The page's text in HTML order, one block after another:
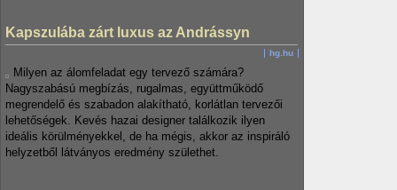
Kapszulába zárt luxus az Andrássyn
hg.hu
Milyen az álomfeladat egy tervező számára?
Nagyszabású megbízás, rugalmas, együttműködő
megrendelő és szabadon alakítható, korlátlan tervezői
lehetőségek. Kevés hazai designer találkozik ilyen
ideális körülményekkel, de ha mégis, akkor az inspiráló
helyzetből látványos eredmény születhet.